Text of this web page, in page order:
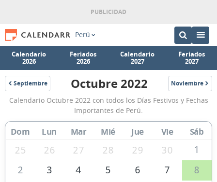
Perú
Calendario
2026
Feriados
2026
Calendario
2027
Feriados
2027
Septiembre
2022
Calendario
Octubre
2022
de
Perú
Octubre 2022 Noviembre
2022
Calendario Octubre 2022 con todos los Días Festivos y Fechas
Importantes de Perú.
Dom Lun Mar Mié Jue Vie Sáb
25 26 27 28 29 30
1
2
3 4 5 6 7
8